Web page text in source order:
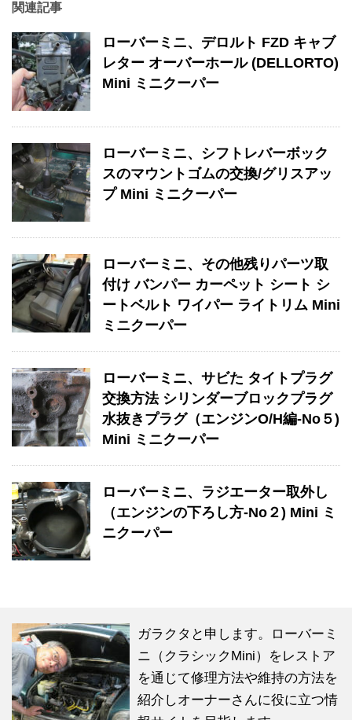
関連記事
ローバーミニ、デロルト FZD キャブ
レター オーバーホール (DELLORTO)
Mini ミニクーパー
ローバーミニ、シフトレバーボック
スのマウントゴムの交換/グリスアッ
プ Mini ミニクーパー
ローバーミニ、その他残りパーツ取
付け バンパー カーペット シート シ
ートベルト ワイパー ライトリム Mini
ミニクーパー
ローバーミニ、サビた タイトプラグ
交換方法 シリンダーブロックプラグ
水抜きプラグ（エンジンO/H編-No５)
Mini ミニクーパー
ローバーミニ、ラジエーター取外し
（エンジンの下ろし方-No２) Mini ミ
ニクーパー
ガラクタと申します。ローバーミ
ニ（クラシックMini）をレストア
を通じて修理方法や維持の方法を
紹介しオーナーさんに役に立つ情